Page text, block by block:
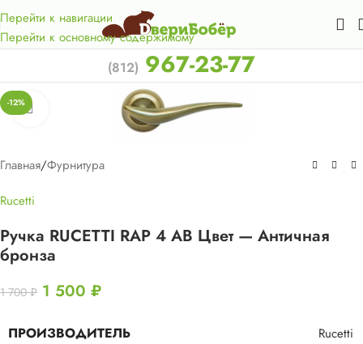
Перейти к навигации
Перейти к основному содержимому
км. от КАД.
(812) 967-23-77
-12% Нажмите, чтобы увеличить
Главная/Фурнитура
Rucetti
Ручка RUCETTI RAP 4 AB Цвет — Античная
бронза
1 700₽ 1 500 ₽
ПРОИЗВОДИТЕЛЬ Rucetti